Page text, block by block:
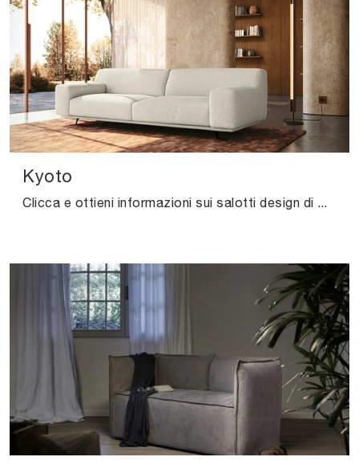
Kyoto
Clicca e ottieni informazioni sui salotti design di Felis! Differenti modelli di divani, come Kyoto, ti aspettano.